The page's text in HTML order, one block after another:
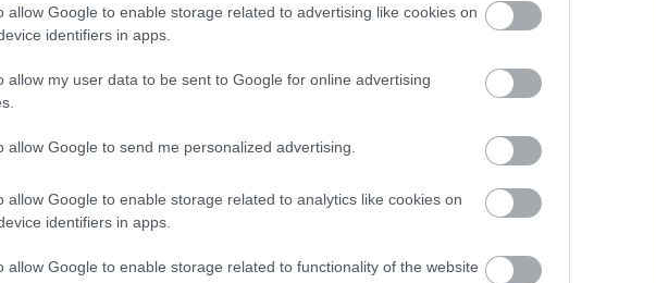
allow Google to enable storage related to advertising like cookies on
identifiers in apps.
allow my user data to be sent to Google for online advertising
allow Google to send me personalized advertising.
allow Google to enable storage related to analytics like cookies on
identifiers in apps.
allow Google to enable storage related to functionality of the website
φυλάκισης θα είναι τουλάχιστον10 έτη,
10 έτη.